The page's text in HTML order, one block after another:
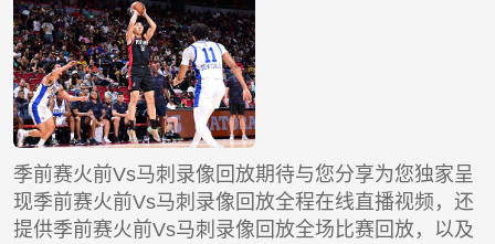
季前赛火前Vs马刺录像回放期待与您分享为您独家呈
现季前赛火前Vs马刺录像回放全程在线直播视频，还
提供季前赛火前Vs马刺录像回放全场比赛回放，以及